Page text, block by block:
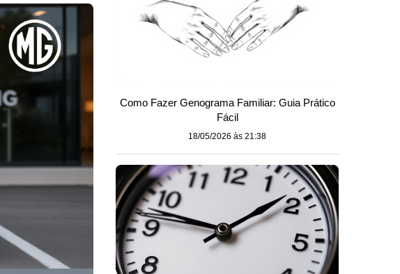
Como Fazer Genograma Familiar: Guia Prático
Fácil
18/05/2026 às 21:38